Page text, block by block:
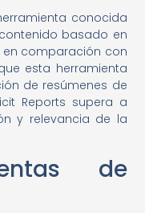
conocida
basado en
en comparación con
esta herramienta
de resúmenes de
Reports supera a
y relevancia de la
de